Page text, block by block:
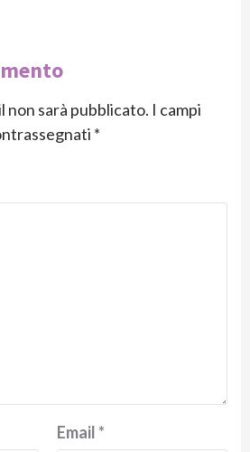
non sarà pubblicato. I campi
*
Email*